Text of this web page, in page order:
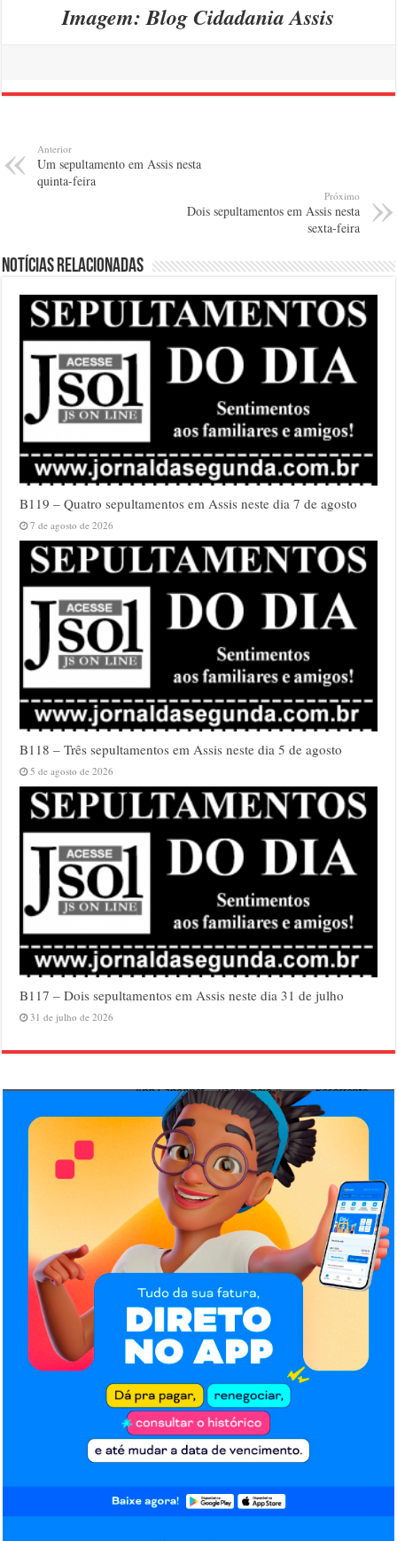
Imagem: Blog Cidadania Assis
Anterior
Um sepultamento em Assis nesta
quinta-feira
Próximo
Dois sepultamentos em Assis nesta
sexta-feira
Notícias relacionadas
B119 – Quatro sepultamentos em Assis neste dia 7 de agosto
7 de agosto de 2026
B118 – Três sepultamentos em Assis neste dia 5 de agosto
5 de agosto de 2026
B117 – Dois sepultamentos em Assis neste dia 31 de julho
31 de julho de 2026